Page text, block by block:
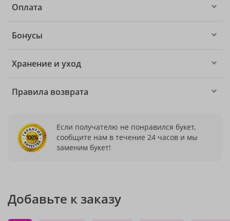
Оплата
Бонусы
Хранение и уход
Правила возврата
Если получателю не понравился букет,
сообщите нам в течение 24 часов и мы
заменим букет!
Добавьте к заказу